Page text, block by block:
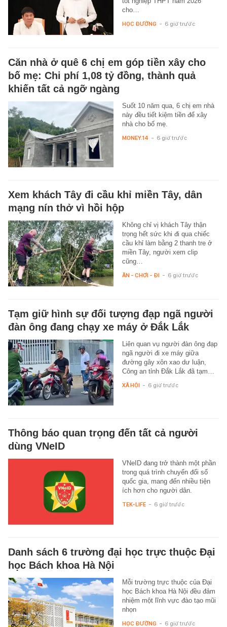
cho…
HỌC ĐƯỜNG - 6 giờ trước
Căn nhà ở quê 6 chị em góp tiền xây cho
bố mẹ: Chi phí 1,08 tỷ đồng, thành quả
khiến tất cả ngỡ ngàng
Suốt 10 năm qua, 6 chị em nhà
này đều tiết kiệm tiền để xây
nhà cho bố mẹ.
MONEY.14 - 6 giờ trước
Xem khách Tây đi cầu khỉ miền Tây, dân
mạng nín thở vì hồi hộp
Không chỉ vị khách Tây thận
trọng hết sức khi đi qua chiếc
cầu khỉ làm bằng 2 thanh tre ở
miền Tây, người xem clip
cũng…
ĂN - CHƠI - ĐI - 6 giờ trước
Tạm giữ hình sự đối tượng đạp ngã người
đàn ông đang chạy xe máy ở Đắk Lắk
Liên quan vụ người đàn ông đạp
ngã người đi xe máy giữa
đường gây xôn xao dư luận,
Công an tỉnh Đắk Lắk đã tạm…
XÃ HỘI - 6 giờ trước
Thông báo quan trọng đến tất cả người
dùng VNeID
VNeID đang trở thành một phần
trong quá trình chuyển đổi số
quốc gia, mang đến nhiều tiện
ích hơn cho người dân.
TEK-LIFE - 6 giờ trước
Danh sách 6 trường đại học trực thuộc Đại
học Bách khoa Hà Nội
Mỗi trường trực thuộc của Đại
học Bách khoa Hà Nội đều đảm
nhiệm một lĩnh vực đào tạo mũi
nhọn
HỌC ĐƯỜNG - 6 giờ trước